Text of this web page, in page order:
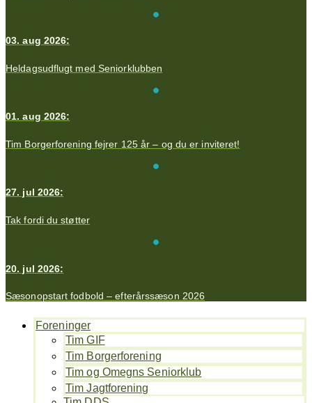
03. aug 2026:
Heldagsudflugt med Seniorklubben
01. aug 2026:
Tim Borgerforening fejrer 125 år – og du er inviteret!
27. jul 2026:
Tak fordi du støtter
20. jul 2026:
Sæsonopstart fodbold – efterårssæson 2026
Foreninger
Tim GIF
Tim Borgerforening
Tim og Omegns Seniorklub
Tim Jagtforening